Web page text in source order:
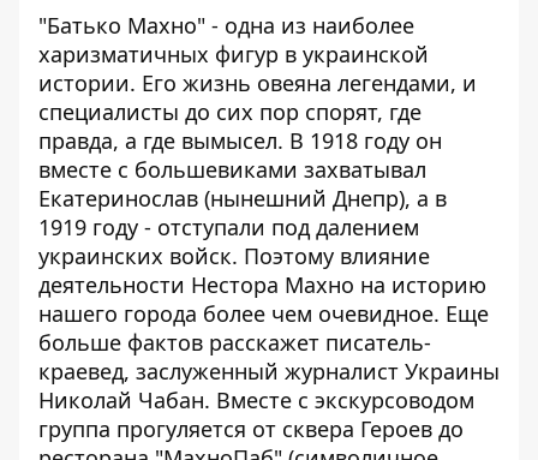
"Батько Махно" - одна из наиболее
харизматичных фигур в украинской
истории. Его жизнь овеяна легендами, и
специалисты до сих пор спорят, где
правда, а где вымысел. В 1918 году он
вместе с большевиками захватывал
Екатеринослав (нынешний Днепр), а в
1919 году - отступали под далением
украинских войск. Поэтому влияние
деятельности Нестора Махно на историю
нашего города более чем очевидное. Еще
больше фактов расскажет писатель-
краевед, заслуженный журналист Украины
Николай Чабан. Вместе с экскурсоводом
группа прогуляется от сквера Героев до